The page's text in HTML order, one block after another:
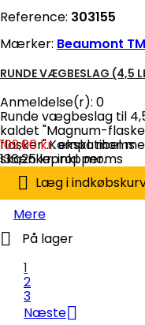
Reference: 303155
Mærker: Beaumont TM
RUNDE VÆGBESLAG (4,5
Anmeldelse(r): 0
Runde vægbeslag til
kaldet "Magnum-
flasker".Kompatibel
skænkepropper.
109,00 kr.ekskl. moms
136,25 kr.inkl. moms
 Læg i
Mere

På lager
1
2
3
Næste